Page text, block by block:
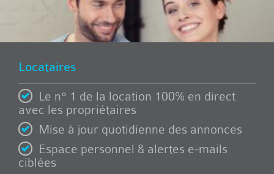
Locataires
Le n° 1 de la location 100% en direct
avec les propriétaires
Mise à jour quotidienne des annonces
Espace personnel & alertes e-mails
ciblées